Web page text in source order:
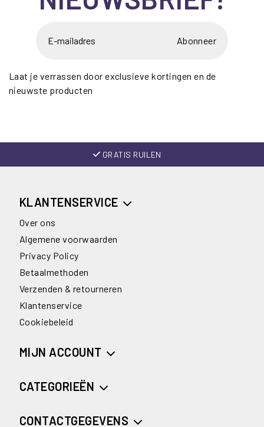
Abonneer
Laat je verrassen door exclusieve kortingen en de
nieuwste producten
GRATIS RUILEN
KLANTENSERVICE
Over ons
Algemene voorwaarden
Privacy Policy
Betaalmethoden
Verzenden & retourneren
Klantenservice
Cookiebeleid
MIJN ACCOUNT
CATEGORIEËN
CONTACTGEGEVENS